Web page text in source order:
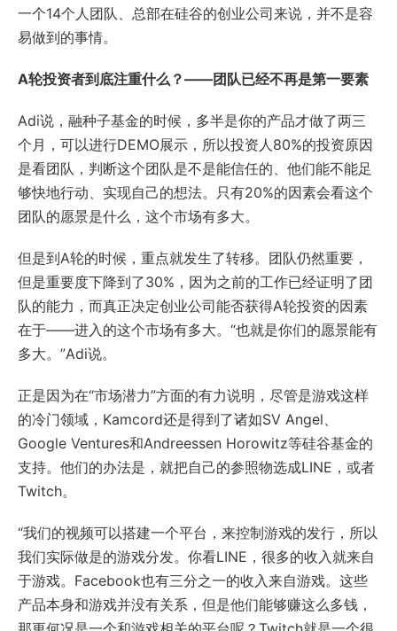
一个14个人团队、总部在硅谷的创业公司来说，并不是容
易做到的事情。
A轮投资者到底注重什么？——团队已经不再是第一要素
Adi说，融种子基金的时候，多半是你的产品才做了两三
个月，可以进行DEMO展示，所以投资人80%的投资原因
是看团队，判断这个团队是不是能信任的、他们能不能足
够快地行动、实现自己的想法。只有20%的因素会看这个
团队的愿景是什么，这个市场有多大。
但是到A轮的时候，重点就发生了转移。团队仍然重要，
但是重要度下降到了30%，因为之前的工作已经证明了团
队的能力，而真正决定创业公司能否获得A轮投资的因素
在于——进入的这个市场有多大。“也就是你们的愿景能有
多大。”Adi说。
正是因为在“市场潜力”方面的有力说明，尽管是游戏这样
的冷门领域，Kamcord还是得到了诸如SV Angel、
Google Ventures和Andreessen Horowitz等硅谷基金的
支持。他们的办法是，就把自己的参照物选成LINE，或者
Twitch。
“我们的视频可以搭建一个平台，来控制游戏的发行，所以
我们实际做是的游戏分发。你看LINE，很多的收入就来自
于游戏。Facebook也有三分之一的收入来自游戏。这些
产品本身和游戏并没有关系，但是他们能够赚这么多钱，